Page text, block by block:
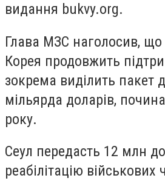
видання bukvy.org.
Глава МЗС наголосив, що
Корея продовжить
зокрема виділить пакет
мільярда доларів,
року.
Сеул передасть 12 млн
реабілітацію військових